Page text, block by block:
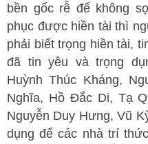
bền gốc rễ để không
phục được hiền tài thì
phải biết trọng hiền tài,
đã tin yêu và trọng
Huỳnh Thúc Kháng,
Nghĩa, Hồ Đắc Di, Tạ
Nguyễn Duy Hưng, Vũ
dụng để các nhà trí